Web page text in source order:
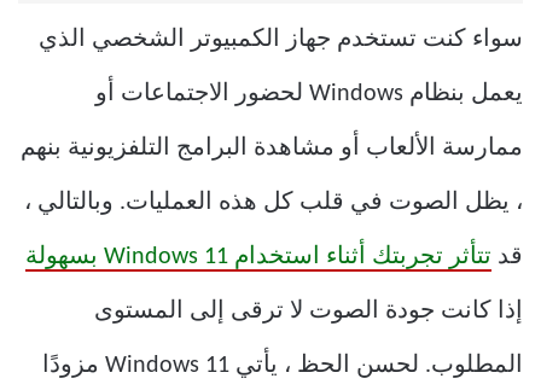
سواء كنت تستخدم جهاز الكمبيوتر الشخصي الذي
يعمل بنظام Windows لحضور الاجتماعات أو
ممارسة الألعاب أو مشاهدة البرامج التلفزيونية بنهم
، يظل الصوت في قلب كل هذه العمليات. وبالتالي ،
قد تتأثر تجربتك أثناء استخدام Windows 11 بسهولة
إذا كانت جودة الصوت لا ترقى إلى المستوى
المطلوب. لحسن الحظ ، يأتي Windows 11 مزودًا